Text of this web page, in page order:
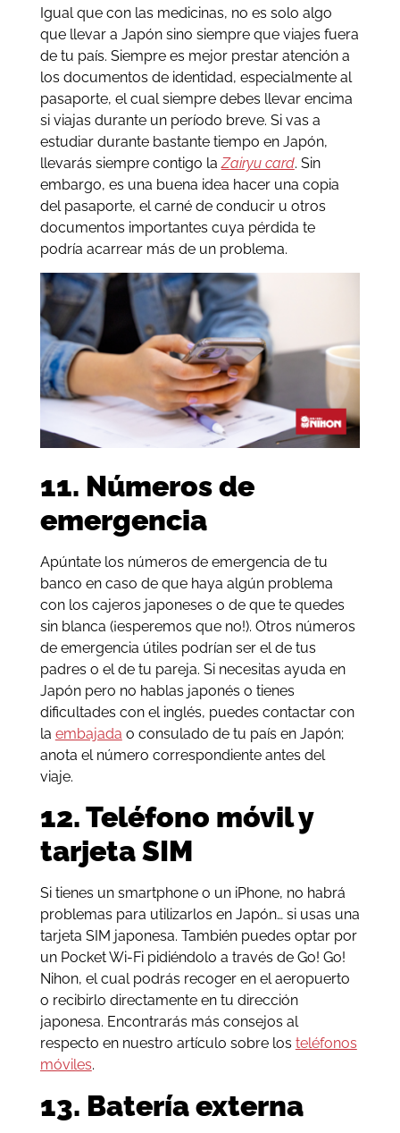
Igual que con las medicinas, no es solo algo
que llevar a Japón sino siempre que viajes fuera
de tu país. Siempre es mejor prestar atención a
los documentos de identidad, especialmente al
pasaporte, el cual siempre debes llevar encima
si viajas durante un período breve. Si vas a
estudiar durante bastante tiempo en Japón,
llevarás siempre contigo la Zairyu card. Sin
embargo, es una buena idea hacer una copia
del pasaporte, el carné de conducir u otros
documentos importantes cuya pérdida te
podría acarrear más de un problema.
11. Números de
emergencia
Apúntate los números de emergencia de tu
banco en caso de que haya algún problema
con los cajeros japoneses o de que te quedes
sin blanca (¡esperemos que no!). Otros números
de emergencia útiles podrían ser el de tus
padres o el de tu pareja. Si necesitas ayuda en
Japón pero no hablas japonés o tienes
dificultades con el inglés, puedes contactar con
la embajada o consulado de tu país en Japón;
anota el número correspondiente antes del
viaje.
12. Teléfono móvil y
tarjeta SIM
Si tienes un smartphone o un iPhone, no habrá
problemas para utilizarlos en Japón… si usas una
tarjeta SIM japonesa. También puedes optar por
un Pocket Wi-Fi pidiéndolo a través de Go! Go!
Nihon, el cual podrás recoger en el aeropuerto
o recibirlo directamente en tu dirección
japonesa. Encontrarás más consejos al
respecto en nuestro artículo sobre los teléfonos
móviles.
13. Batería externa